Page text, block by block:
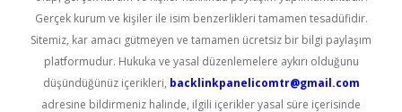
Gerçek kurum ve kişiler ile isim benzerlikleri tamamen tesadüfidir.
Sitemiz, kar amacı gütmeyen ve tamamen ücretsiz bir bilgi paylaşım
platformudur. Hukuka ve yasal düzenlemelere aykırı olduğunu
düşündüğünüz içerikleri, backlinkpanelicomtr@gmail.com
adresine bildirmeniz halinde, ilgili içerikler yasal süre içerisinde